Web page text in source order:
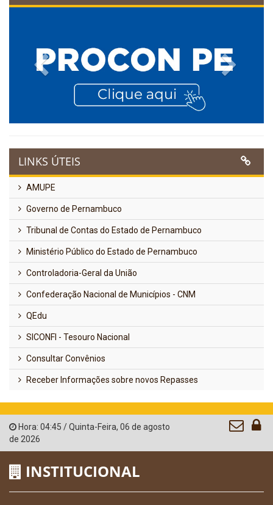
Previous
LINKS ÚTEIS
AMUPE
Governo de Pernambuco
Tribunal de Contas do Estado de Pernambuco
Ministério Público do Estado de Pernambuco
Controladoria-Geral da União
Confederação Nacional de Municípios - CNM
QEdu
SICONFI - Tesouro Nacional
Consultar Convênios
Receber Informações sobre novos Repasses
Hora: 04:45 /Quinta-Feira, 06 de agosto
de 2026
INSTITUCIONAL